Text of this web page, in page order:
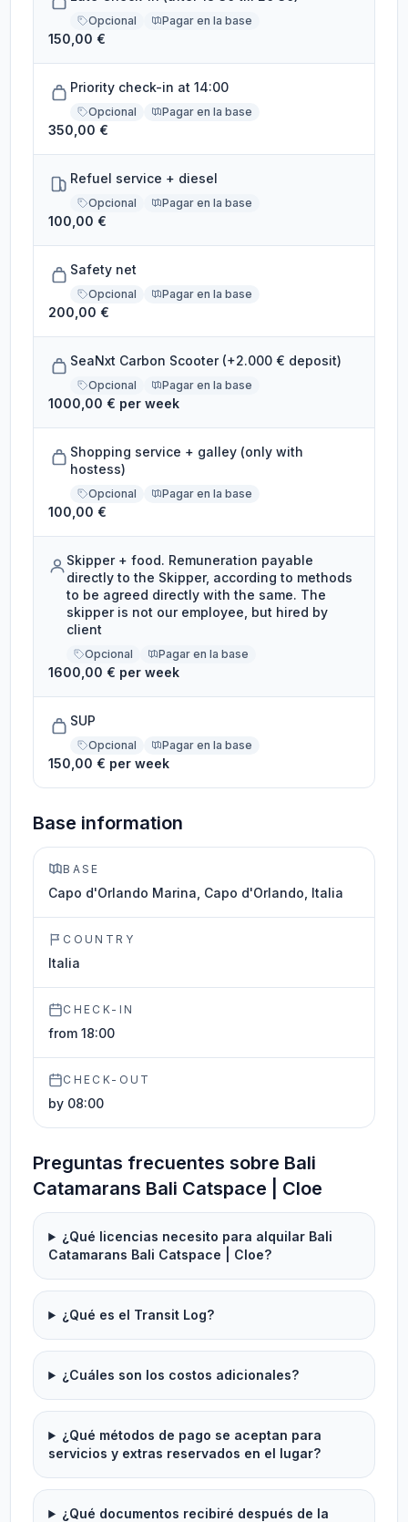
Opcional Pagar en la base
150,00 €
Priority check-in at 14:00
Opcional Pagar en la base
350,00 €
Refuel service + diesel
Opcional Pagar en la base
100,00 €
Safety net
Opcional Pagar en la base
200,00 €
SeaNxt Carbon Scooter (+2.000 € deposit)
Opcional Pagar en la base
1000,00 € per week
Shopping service + galley (only with
hostess)
Opcional Pagar en la base
100,00 €
Skipper + food. Remuneration payable
directly to the Skipper, according to methods
to be agreed directly with the same. The
skipper is not our employee, but hired by
client
Opcional Pagar en la base
1600,00 € per week
SUP
Opcional Pagar en la base
150,00 € per week
Base information
BASE
Capo d'Orlando Marina, Capo d'Orlando, Italia
COUNTRY
Italia
CHECK-IN
from 18:00
CHECK-OUT
by 08:00
Preguntas frecuentes sobre Bali
Catamarans Bali Catspace | Cloe
¿Qué licencias necesito para alquilar Bali
Catamarans Bali Catspace | Cloe?
¿Qué es el Transit Log?
¿Cuáles son los costos adicionales?
¿Qué métodos de pago se aceptan para
servicios y extras reservados en el lugar?
¿Qué documentos recibiré después de la